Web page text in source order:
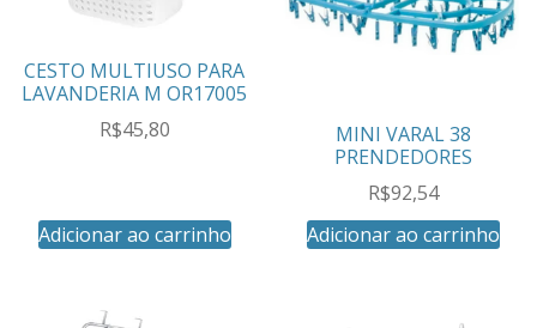
CESTO MULTIUSO PARA
LAVANDERIA M OR17005
R$45,80
Adicionar ao carrinho
MINI VARAL 38
PRENDEDORES
R$92,54
Adicionar ao carrinho